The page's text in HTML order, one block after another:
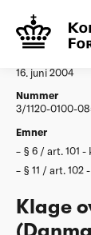
16. juni 2004
Nummer
3/1120-0100-
Emner
§ 6 / art. 101
§ 11 / art.
Klage